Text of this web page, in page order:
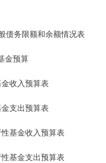
债务限额和余额情况表
金预算
收入预算表
支出预算表
基金收入预算表
基金支出预算表